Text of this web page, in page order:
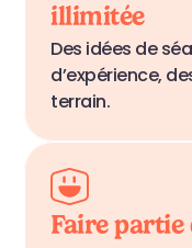
illimitée
Des idées de
d’expérience,
terrain.
Faire partie